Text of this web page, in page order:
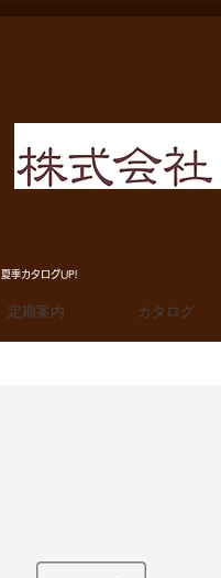
夏季カタログUP!
定期案内 カタログ